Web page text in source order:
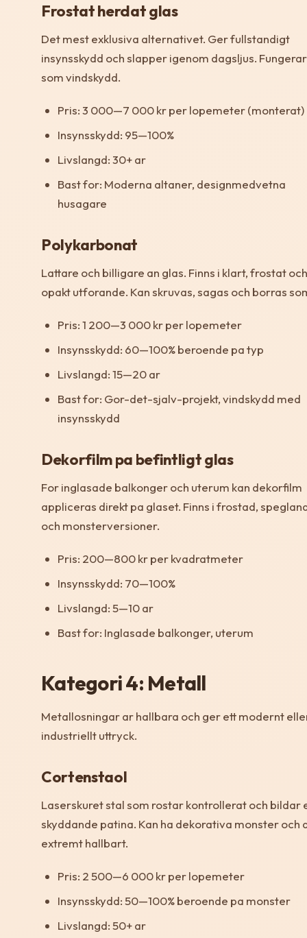
Frostat herdat glas
Det mest exklusiva alternativet. Ger fullstandigt
insynsskydd och slapper igenom dagsljus.
som vindskydd.
Pris: 3 000—7 000 kr per lopemeter (monterat)
Insynsskydd: 95—100%
Livslangd: 30+ ar
Bast for: Moderna altaner, designmedvetna
husagare
Polykarbonat
Lattare och billigare an glas. Finns i klart, frostat och
opakt utforande. Kan skruvas, sagas och borras
Pris: 1 200—3 000 kr per lopemeter
Insynsskydd: 60—100% beroende pa typ
Livslangd: 15—20 ar
Bast for: Gor-det-sjalv-projekt, vindskydd med
insynsskydd
Dekorfilm pa befintligt glas
For inglasade balkonger och uterum kan dekorfilm
appliceras direkt pa glaset. Finns i frostad,
och monsterversioner.
Pris: 200—800 kr per kvadratmeter
Insynsskydd: 70—100%
Livslangd: 5—10 ar
Bast for: Inglasade balkonger, uterum
Kategori 4: Metall
Metallosningar ar hallbara och ger ett modernt
industriellt uttryck.
Cortenstaol
Laserskuret stal som rostar kontrollerat och bildar
skyddande patina. Kan ha dekorativa monster och
extremt hallbart.
Pris: 2 500—6 000 kr per lopemeter
Insynsskydd: 50—100% beroende pa monster
Livslangd: 50+ ar